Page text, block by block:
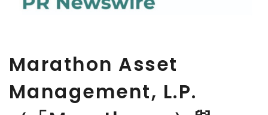
Marathon Asset
Management, L.P.